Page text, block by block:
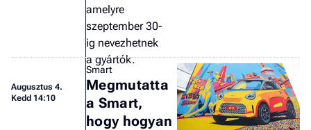
amelyre
szeptember 30-
ig nevezhetnek
a gyártók.
Augusztus 4.
Kedd 14:10
Smart
Megmutatta
a Smart,
hogy hogyan